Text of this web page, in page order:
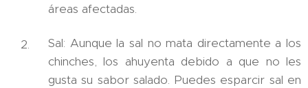
áreas afectadas.
Sal: Aunque la sal no mata directamente a los
chinches, los ahuyenta debido a que no les
gusta su sabor salado. Puedes esparcir sal en